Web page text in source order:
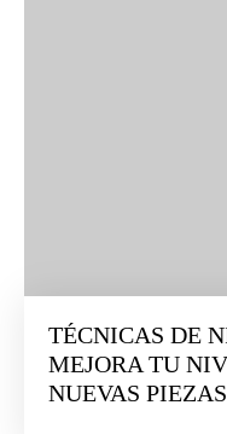
TÉCNICAS DE
MEJORA TU
NUEVAS PIEZAS